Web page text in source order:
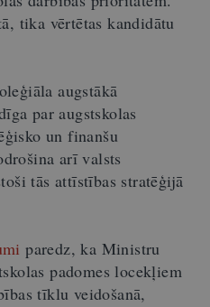
tika vērtētas kandidātu
augstākā
par augstskolas
un finanšu
arī valsts
tās attīstības stratēģijā
paredz, ka Ministru
padomes locekļiem
tīklu veidošanā,